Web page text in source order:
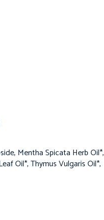
Mentha Spicata Herb Oil*,
Oil*, Thymus Vulgaris Oil*,